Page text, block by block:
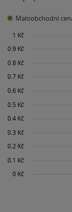
Maloobchodní